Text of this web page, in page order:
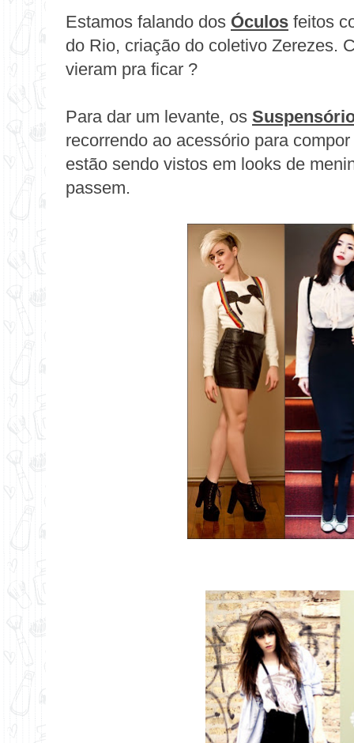
Estamos falando dos Óculos feitos
do Rio, criação do coletivo Zerezes.
vieram pra ficar ?
Para dar um levante, os
recorrendo ao acessório para
estão sendo vistos em looks de
passem.